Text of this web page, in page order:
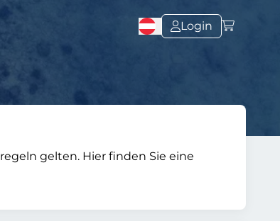
Login
gelten. Hier finden Sie eine